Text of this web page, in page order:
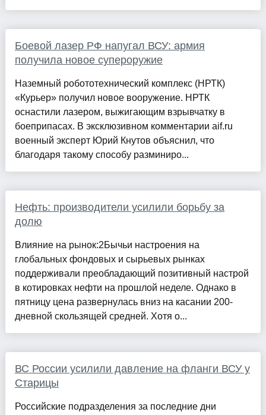
Боевой лазер РФ напугал ВСУ: армия
получила новое супероружие
Наземный робототехнический комплекс (НРТК)
«Курьер» получил новое вооружение. НРТК
оснастили лазером, выжигающим взрывчатку в
боеприпасах. В эксклюзивном комментарии aif.ru
военный эксперт Юрий Кнутов объяснил, что
благодаря такому способу разминиро...
Нефть: производители усилили борьбу за
долю
Влияние на рынок:2Бычьи настроения на
глобальных фондовых и сырьевых рынках
поддерживали преобладающий позитивный настрой
в котировках нефти на прошлой неделе. Однако в
пятницу цена развернулась вниз на касании 200-
дневной скользящей средней. Хотя о...
ВС России усилили давление на фланги ВСУ у
Старицы
Российские подразделения за последние дни